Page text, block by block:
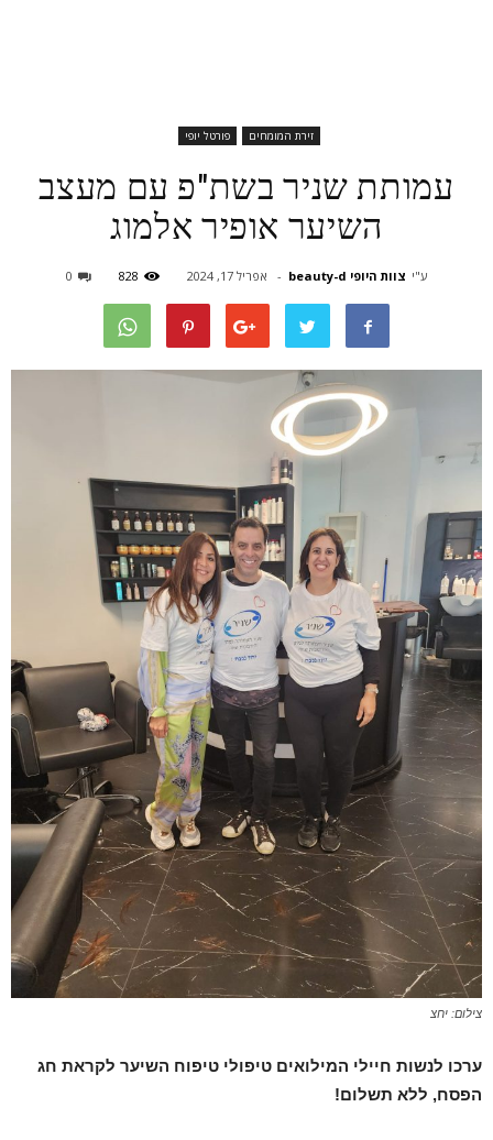
זירת המומחים פורטל יופי
עמותת שניר בשת"פ עם מעצב
השיער אופיר אלמוג
ע"י צוות היופי beauty-d - אפריל 17, 2024 828
0
צילום: יחצ
ערכו לנשות חיילי המילואים טיפולי טיפוח השיער לקראת חג
הפסח, ללא תשלום!